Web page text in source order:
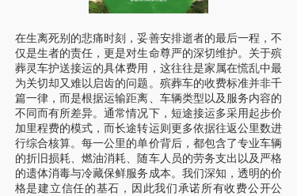
在生离死别的悲痛时刻，妥善安排逝者的最后一程，不
仅是生者的责任，更是对生命尊严的深切维护。关于殡
葬灵车护送接运的具体费用，这往往是家属在慌乱中最
为关切却又难以启齿的问题。殡葬车的收费标准并非千
篇一律，而是根据运输距离、车辆类型以及服务内容的
不同而有所差异。通常情况下，短途接运多采用起步价
加里程费的模式，而长途转运则更多依据往返公里数进
行综合核算。每一公里的单价背后，都包含了专业车辆
的折旧损耗、燃油消耗、随车人员的劳务支出以及严格
的遗体消毒与冷藏保鲜服务成本。我们深知，透明的价
格是建立信任的基石，因此我们承诺所有收费公开公